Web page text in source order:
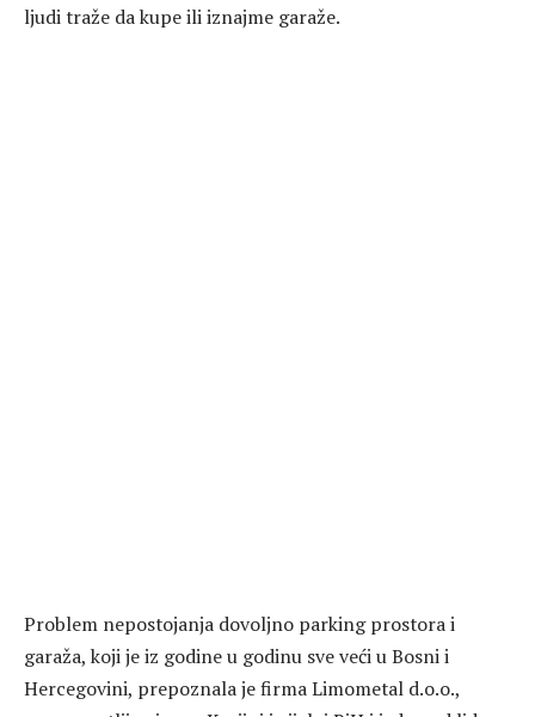
ljudi traže da kupe ili iznajme garaže.
Problem nepostojanja dovoljno parking prostora i
garaža, koji je iz godine u godinu sve veći u Bosni i
Hercegovini, prepoznala je firma Limometal d.o.o.,